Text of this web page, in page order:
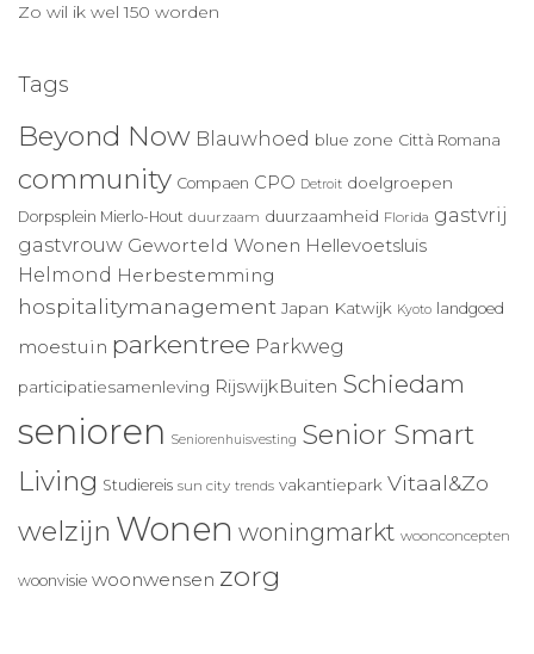
Zo wil ik wel 150 worden
Tags
Beyond Now Blauwhoed blue zone Città Romana
community Compaen CPO Detroit doelgroepen
Dorpsplein Mierlo-Hout duurzaam duurzaamheid Florida gastvrij
gastvrouw Geworteld Wonen Hellevoetsluis
Helmond Herbestemming
hospitalitymanagement Japan Katwijk Kyoto landgoed
moestuin parkentree Parkweg
participatiesamenleving RijswijkBuiten Schiedam
senioren Seniorenhuisvesting Senior Smart
Living Studiereis sun city trends vakantiepark Vitaal&Zo
welzijn Wonen woningmarkt woonconcepten
woonvisie woonwensen zorg